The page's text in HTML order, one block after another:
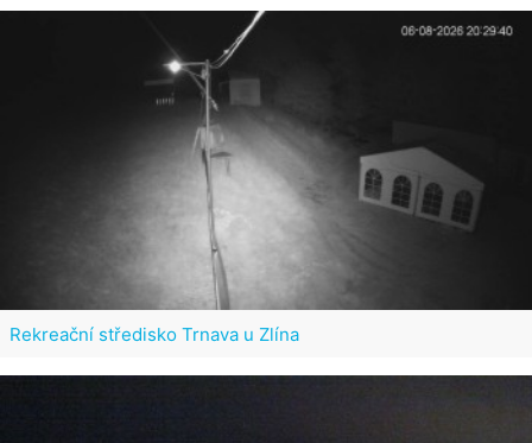
Rekreační středisko Trnava u Zlína